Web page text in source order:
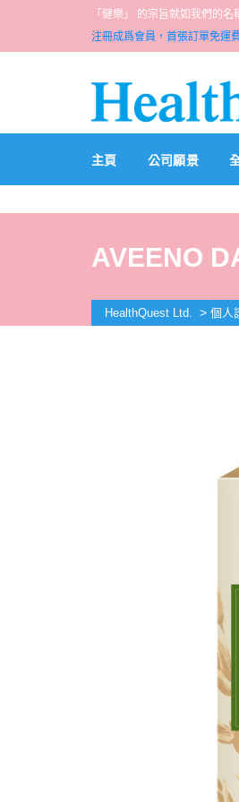
「健樂」 的宗旨就如我們的
注冊成爲會員，首張訂單免運
主頁 公司願景
AVEENO
HealthQuest Ltd. > 個人